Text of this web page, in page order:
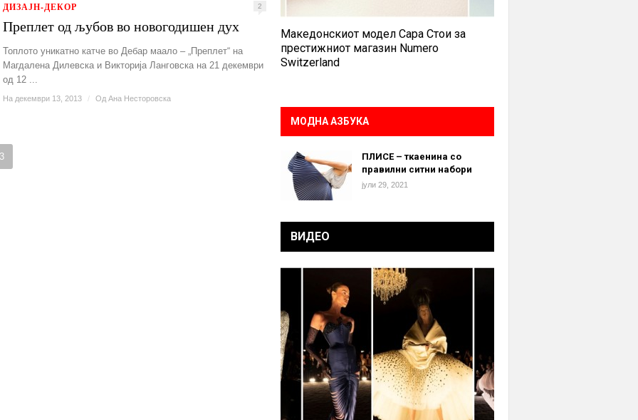
ДИЗАЈН-ДЕКОР 2
Преплет од љубов во новогодишен дух
Топлото уникатно катче во Дебар маало – „Преплет“ на
Магдалена Дилевска и Викторија Ланговска на 21 декември
од 12 ...
На декември 13, 2013 / Од Ана Несторовска
3
Македонскиот модел Сара Стои за
престижниот магазин Numero
Switzerland
МОДНА АЗБУКА
ПЛИСЕ – ткаенина со
правилни ситни набори
јули 29, 2021
ВИДЕО